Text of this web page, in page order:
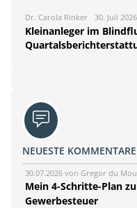
Dr. Carola Rinker 30. Juli 2026
Kleinanleger im
NEUESTE KOMMENTARE
30.07.2026 von Gregor du
Mein 4-Schritte-Plan
Gewerbesteuer